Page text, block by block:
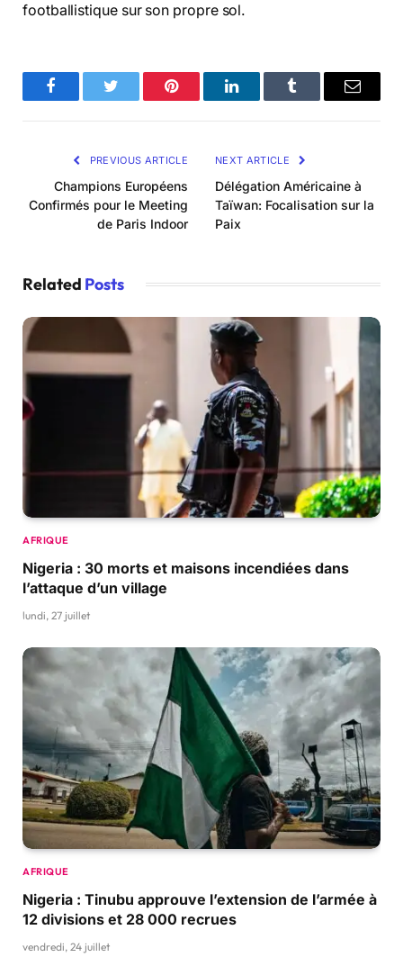
footballistique sur son propre sol.
FacebookTwitter Pinterest LinkedInTumblr Email
PREVIOUS ARTICLE
Champions Européens
Confirmés pour le Meeting
de Paris Indoor
NEXT ARTICLE
Délégation Américaine à
Taïwan: Focalisation sur la
Paix
Related Posts
AFRIQUE
Nigeria : 30 morts et maisons incendiées dans
l’attaque d’un village
lundi, 27 juillet
AFRIQUE
Nigeria : Tinubu approuve l’extension de l’armée à
12 divisions et 28 000 recrues
vendredi, 24 juillet